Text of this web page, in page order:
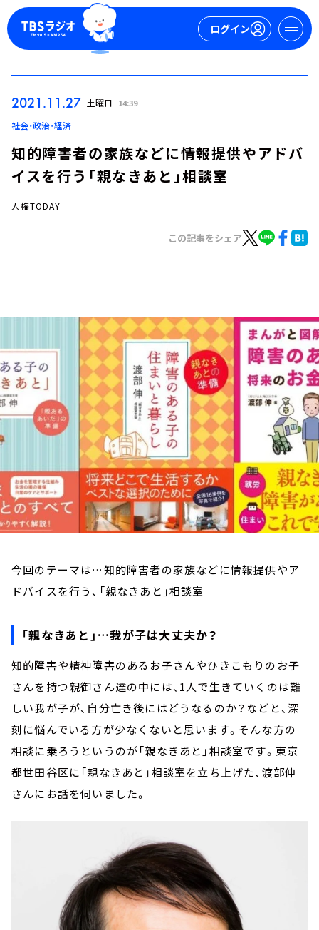
ログイン
お知らせ
イベント・グッズ
YouTube
会社情報
2021.11.27 土曜日 14:39
社会・政治・経済
知的障害者の家族などに情報提供やアドバ
イスを行う「親なきあと」相談室
人権TODAY
この記事をシェア
今回のテーマは…知的障害者の家族などに情報提供やア
ドバイスを行う、「親なきあと」相談室
「親なきあと」…我が子は大丈夫か？
知的障害や精神障害のあるお子さんやひきこもりのお子
さんを持つ親御さん達の中には、1人で生きていくのは難
しい我が子が、自分亡き後にはどうなるのか？などと、深
刻に悩んでいる方が少なくないと思います。そんな方の
相談に乗ろうというのが「親なきあと」相談室です。東京
都世田谷区に「親なきあと」相談室を立ち上げた、渡部伸
さんにお話を伺いました。